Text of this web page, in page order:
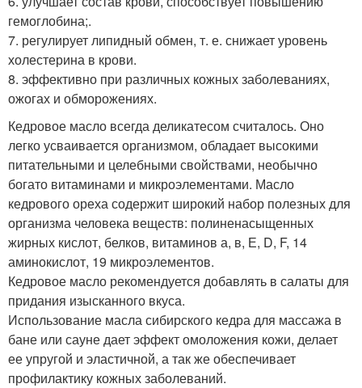
гемоглобина;.
7. регулирует липидный обмен, т. е. снижает уровень
холестерина в крови.
8. эффективно при различных кожных заболеваниях,
ожогах и обморожениях.
Кедровое масло всегда деликатесом считалось. Оно
легко усваивается организмом, обладает высокими
питательными и целебными свойствами, необычно
богато витаминами и микроэлементами. Масло
кедрового ореха содержит широкий набор полезных для
организма человека веществ: полиненасыщенных
жирных кислот, белков, витаминов а, в, Е, D, F, 14
аминокислот, 19 микроэлементов.
Кедровое масло рекомендуется добавлять в салаты для
придания изысканного вкуса.
Использование масла сибирского кедра для массажа в
бане или сауне дает эффект омоложения кожи, делает
ее упругой и эластичной, а так же обеспечивает
профилактику кожных заболеваний.